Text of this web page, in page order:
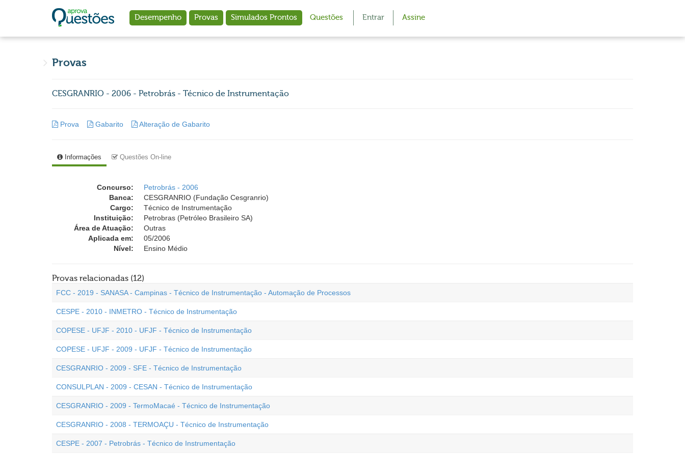
Desempenho Provas Simulados Prontos Questões Entrar Assine
Provas
CESGRANRIO - 2006 - Petrobrás - Técnico de Instrumentação
Prova Gabarito Alteração de Gabarito
Informações Questões On-line
Concurso:
Petrobrás - 2006
Banca:
CESGRANRIO (Fundação Cesgranrio)
Cargo:
Técnico de Instrumentação
Instituição:
Petrobras (Petróleo Brasileiro SA)
Área de Atuação:
Outras
Aplicada em:
05/2006
Nível:
Ensino Médio
Provas relacionadas (12)
FCC - 2019 - SANASA - Campinas - Técnico de Instrumentação - Automação de Processos
CESPE - 2010 - INMETRO - Técnico de Instrumentação
COPESE - UFJF - 2010 - UFJF - Técnico de Instrumentação
COPESE - UFJF - 2009 - UFJF - Técnico de Instrumentação
CESGRANRIO - 2009 - SFE - Técnico de Instrumentação
CONSULPLAN - 2009 - CESAN - Técnico de Instrumentação
CESGRANRIO - 2009 - TermoMacaé - Técnico de Instrumentação
CESGRANRIO - 2008 - TERMOAÇU - Técnico de Instrumentação
CESPE - 2007 - Petrobrás - Técnico de Instrumentação